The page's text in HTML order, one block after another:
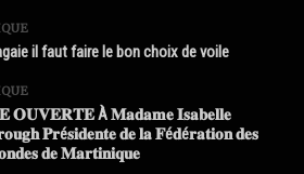
il faut faire le bon choix de voile
𝐎𝐔𝐕𝐄𝐑𝐓𝐄 À 𝐌𝐚𝐝𝐚𝐦𝐞 𝐈𝐬𝐚𝐛𝐞𝐥𝐥𝐞
𝐏𝐫é𝐬𝐢𝐝𝐞𝐧𝐭𝐞 𝐝𝐞 𝐥𝐚 𝐅é𝐝é𝐫𝐚𝐭𝐢𝐨𝐧 𝐝𝐞𝐬
𝐝𝐞 𝐌𝐚𝐫𝐭𝐢𝐧𝐢𝐪𝐮𝐞